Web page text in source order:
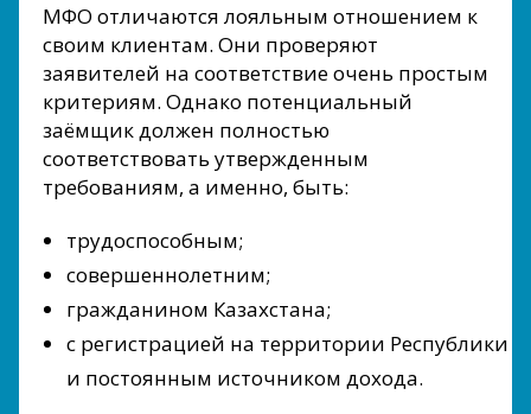
МФО отличаются лояльным отношением к
своим клиентам. Они проверяют
заявителей на соответствие очень простым
критериям. Однако потенциальный
заёмщик должен полностью
соответствовать утвержденным
требованиям, а именно, быть:
трудоспособным;
совершеннолетним;
гражданином Казахстана;
с регистрацией на территории Республики
и постоянным источником дохода.